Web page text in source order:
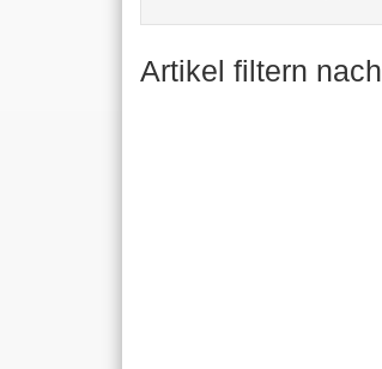
Artikel filtern nach